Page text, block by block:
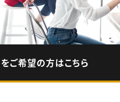
ご希望の方はこちら